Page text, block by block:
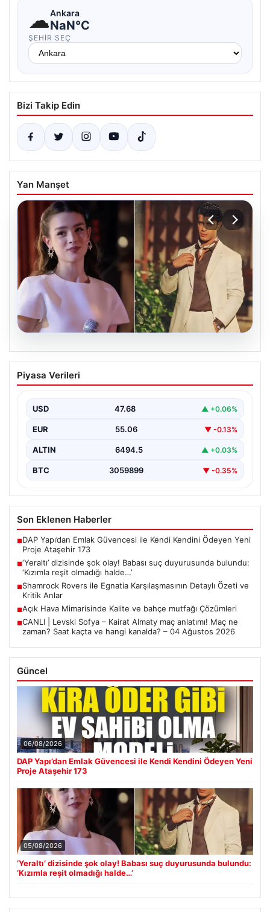
☁Ankara
NaN°C
ŞEHIR SEÇ
Bizi Takip Edin
Yan Manşet
05.08.2026
‘Yeraltı’ dizisinde şok olay! Babası suç
duyurusunda bulundu: ‘Kızımla reşit
Piyasa Verileri
USD 47.68 ▲ +0.06%
EUR 55.06 ▼ -0.13%
ALTIN 6494.5 ▲ +0.03%
BTC 3059899 ▼ -0.35%
Son Eklenen Haberler
■DAP Yapı’dan Emlak Güvencesi ile Kendi Kendini Ödeyen Yeni
Proje Ataşehir 173
■‘Yeraltı’ dizisinde şok olay! Babası suç duyurusunda bulundu:
‘Kızımla reşit olmadığı halde…’
■Shamrock Rovers ile Egnatia Karşılaşmasının Detaylı Özeti ve
Kritik Anlar
■Açık Hava Mimarisinde Kalite ve bahçe mutfağı Çözümleri
■CANLI | Levski Sofya – Kairat Almaty maç anlatımı! Maç ne
zaman? Saat kaçta ve hangi kanalda? – 04 Ağustos 2026
Güncel
06/08/2026
DAP Yapı’dan Emlak Güvencesi ile Kendi Kendini Ödeyen Yeni
Proje Ataşehir 173
05/08/2026
‘Yeraltı’ dizisinde şok olay! Babası suç duyurusunda bulundu:
‘Kızımla reşit olmadığı halde…’